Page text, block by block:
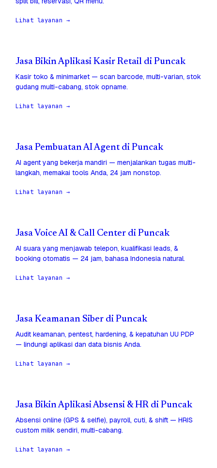
Lihat layanan →
Jasa Bikin Aplikasi Kasir Retail di Puncak
Kasir toko & minimarket — scan barcode, multi-varian, stok
gudang multi-cabang, stok opname.
Lihat layanan →
Jasa Pembuatan AI Agent di Puncak
AI agent yang bekerja mandiri — menjalankan tugas multi-
langkah, memakai tools Anda, 24 jam nonstop.
Lihat layanan →
Jasa Voice AI & Call Center di Puncak
AI suara yang menjawab telepon, kualifikasi leads, &
booking otomatis — 24 jam, bahasa Indonesia natural.
Lihat layanan →
Jasa Keamanan Siber di Puncak
Audit keamanan, pentest, hardening, & kepatuhan UU PDP
— lindungi aplikasi dan data bisnis Anda.
Lihat layanan →
Jasa Bikin Aplikasi Absensi & HR di Puncak
Absensi online (GPS & selfie), payroll, cuti, & shift — HRIS
custom milik sendiri, multi-cabang.
Lihat layanan →